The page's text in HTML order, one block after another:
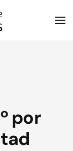
por